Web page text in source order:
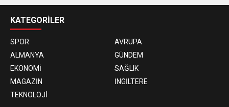
siteleri
KATEGORİLER
SPOR
AVRUPA
ALMANYA
GÜNDEM
EKONOMİ
SAĞLIK
MAGAZİN
İNGİLTERE
TEKNOLOJİ